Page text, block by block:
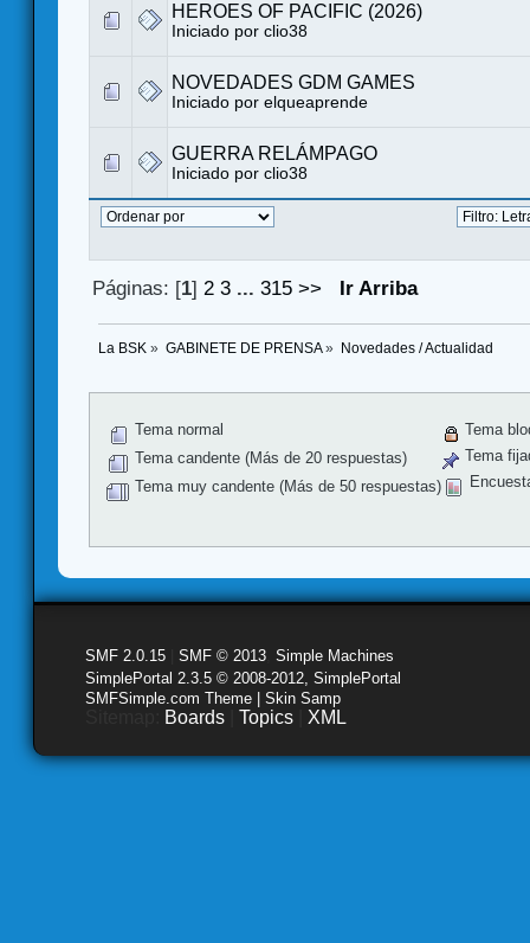
HEROES OF PACIFIC (2026)
Iniciado por clio38
NOVEDADES GDM GAMES
Iniciado por elqueaprende
GUERRA RELÁMPAGO
Iniciado por clio38
Páginas: [1] 2 3 ...315 >> Ir Arriba
La BSK » GABINETE DE PRENSA» Novedades / Actualidad
Tema normal
Tema candente (Más de 20 respuestas)
Tema muy candente (Más de 50 respuestas)
Tema
Tema
SMF 2.0.15 SMF © 2013 Simple Machines
SimplePortal 2.3.5 © 2008-2012, SimplePortal
SMFSimple.com Theme | Skin Samp
Boards Topics XML